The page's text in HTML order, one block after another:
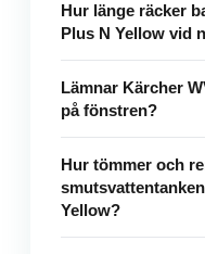
Hur länge räcker
Plus N Yellow vid
Lämnar Kärcher
på fönstren?
Hur tömmer och
Yellow?